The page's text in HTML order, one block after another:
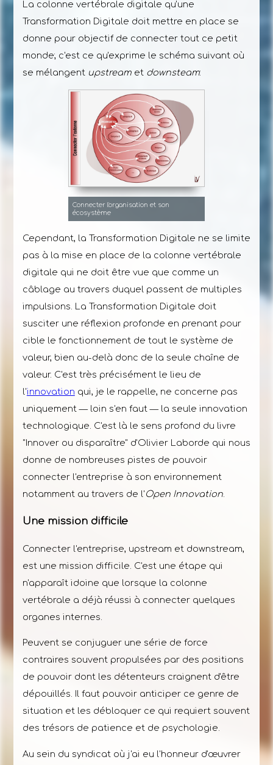
La colonne vertébrale digitale qu'une
Transformation Digitale doit mettre en place se
donne pour objectif de connecter tout ce petit
monde; c'est ce qu'exprime le schéma suivant où
se mélangent upstreamet downsteam:
Connecter l'organisation et son
écosystème
Cependant, la Transformation Digitale ne se limite
pas à la mise en place de la colonne vertébrale
digitale qui ne doit être vue que comme un
câblage au travers duquel passent de multiples
impulsions. La Transformation Digitale doit
susciter une réflexion profonde en prenant pour
cible le fonctionnement de tout le système de
valeur, bien au-delà donc de la seule chaîne de
valeur. C'est très précisément le lieu de
l'innovation qui, je le rappelle, ne concerne pas
uniquement — loin s'en faut — la seule innovation
technologique. C'est là le sens profond du livre
"Innover ou disparaître" d'Olivier Laborde qui nous
donne de nombreuses pistes de pouvoir
connecter l'entreprise à son environnement
notamment au travers de l'Open Innovation.
Une mission difficile
Connecter l'entreprise, upstream et downstream,
est une mission difficile. C'est une étape qui
n'apparaît idoine que lorsque la colonne
vertébrale a déjà réussi à connecter quelques
organes internes.
Peuvent se conjuguer une série de force
contraires souvent propulsées par des positions
de pouvoir dont les détenteurs craignent d'être
dépouillés. Il faut pouvoir anticiper ce genre de
situation et les débloquer ce qui requiert souvent
des trésors de patience et de psychologie.
Au sein du syndicat où j'ai eu l'honneur d'œuvrer